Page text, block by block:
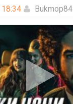
18:34 Bukmop84